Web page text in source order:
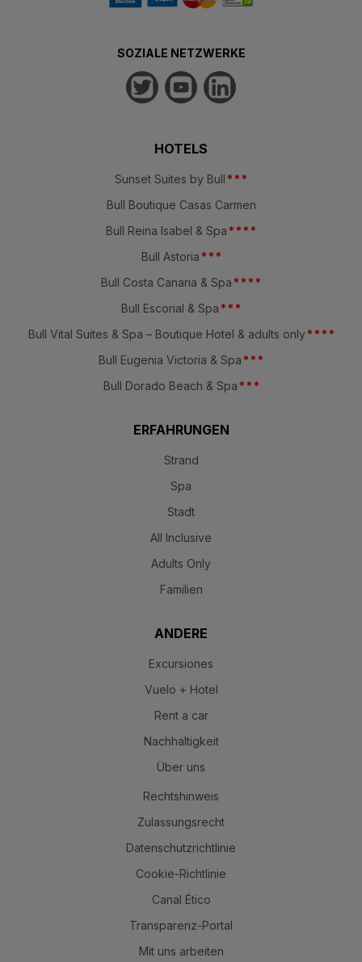
SOZIALE NETZWERKE
HOTELS
Sunset Suites by Bull * * *
Bull Boutique Casas Carmen
Bull Reina Isabel & Spa * * * *
Bull Astoria * * *
Bull Costa Canaria & Spa * * * *
Bull Escorial & Spa * * *
Bull Vital Suites & Spa – Boutique Hotel & adults only * * * *
Bull Eugenia Victoria & Spa * * *
Bull Dorado Beach & Spa * * *
ERFAHRUNGEN
Strand
Spa
Stadt
All Inclusive
Adults Only
Familien
ANDERE
Excursiones
Vuelo + Hotel
Rent a car
Nachhaltigkeit
Über uns
Rechtshinweis
Zulassungsrecht
Datenschutzrichtlinie
Cookie-Richtlinie
Canal Ético
Transparenz-Portal
Mit uns arbeiten